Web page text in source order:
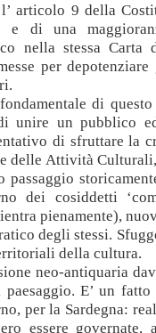
articolo 9 della
e di una
nella stessa Carta
per
di
unire un pubblico
di sfruttare la
delle Attività
passaggio
dei cosiddetti
pienamente),
degli stessi.
della cultura.
neo-antiquaria
E’ un fatto
per la Sardegna:
essere governate,